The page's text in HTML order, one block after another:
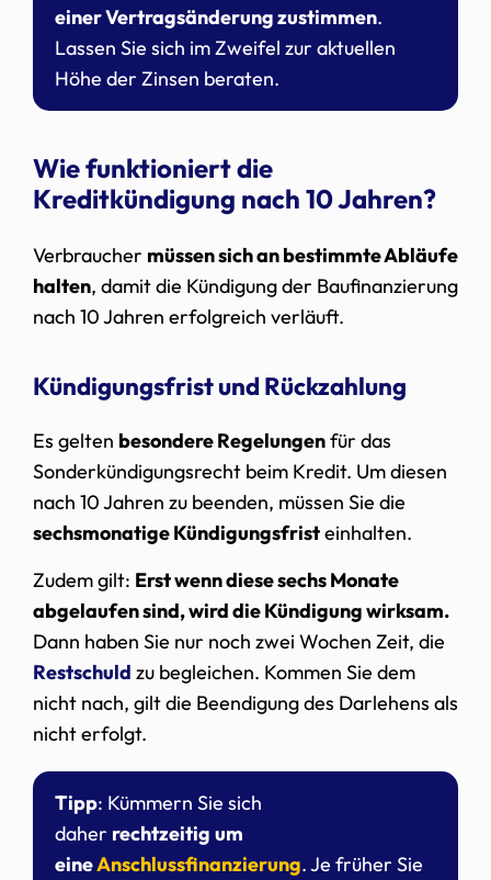
einer Vertragsänderung zustimmen.
Lassen Sie sich im Zweifel zur aktuellen
Höhe der Zinsen beraten.
Wie funktioniert die
Kreditkündigung nach 10 Jahren?
Verbraucher müssen sich an bestimmte Abläufe
halten, damit die Kündigung der Baufinanzierung
nach 10 Jahren erfolgreich verläuft.
Kündigungsfrist und Rückzahlung
Es gelten besondere Regelungenfür das
Sonderkündigungsrecht beim Kredit. Um diesen
nach 10 Jahren zu beenden, müssen Sie die
sechsmonatige Kündigungsfristeinhalten.
Zudem gilt: Erst wenn diese sechs Monate
abgelaufen sind, wird die Kündigung wirksam.
Dann haben Sie nur noch zwei Wochen Zeit, die
Restschuld zu begleichen. Kommen Sie dem
nicht nach, gilt die Beendigung des Darlehens als
nicht erfolgt.
Tipp: Kümmern Sie sich
daher rechtzeitig um
eineAnschlussfinanzierung. Je früher Sie